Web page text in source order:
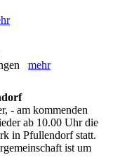
mehr
- am kommenden
ab 10.00 Uhr die
in Pfullendorf statt.
ist um